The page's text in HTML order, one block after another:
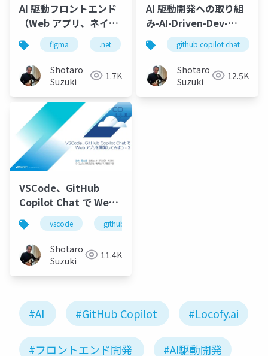
AI 駆動フロントエンド
（Web アプリ、ネイテ
ィブモバイルアプリ）
開発ツール等最新アッ
プデート
figma .net .net smart components
Shotaro
Suzuki
1.7K
AI 駆動開発への取り組
み-AI-Driven-Dev-
20240202github copilot chat
Shotaro
Suzuki
12.5K
VSCode、GitHub
Copilot Chat で Web
アプリを開発してみよ
う - 3
vscode github
Shotaro
Suzuki
11.4K
#AI #GitHub Copilot #Locofy.ai
#フロントエンド開発 #AI駆動開発